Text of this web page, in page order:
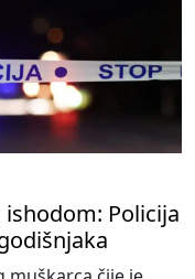
Policija